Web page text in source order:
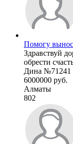
Помогу
Здравствуй
обрести
Дина №71241
6000000 руб.
Алматы
802